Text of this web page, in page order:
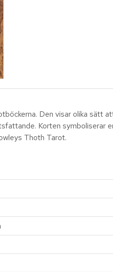
Den visar olika sätt
Korten symboliserar
Thoth Tarot.